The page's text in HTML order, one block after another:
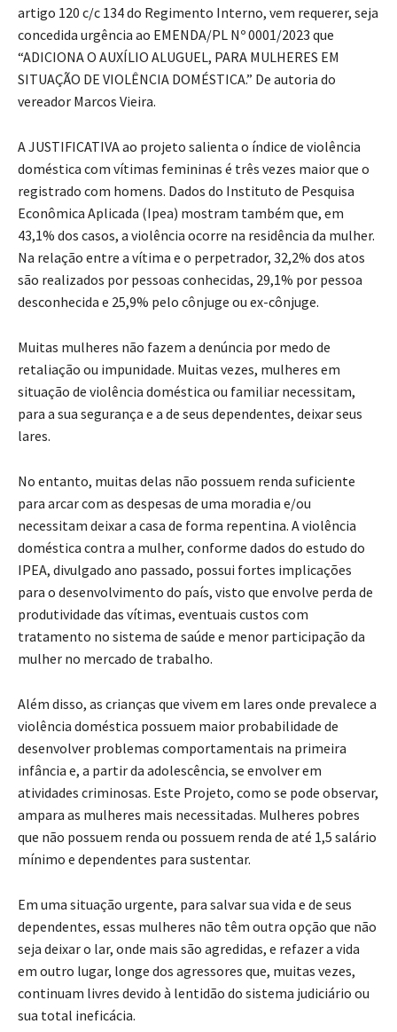
artigo 120 c/c 134 do Regimento Interno, vem requerer, seja
concedida urgência ao EMENDA/PL Nº 0001/2023 que
“ADICIONA O AUXÍLIO ALUGUEL, PARA MULHERES EM
SITUAÇÃO DE VIOLÊNCIA DOMÉSTICA.” De autoria do
vereador Marcos Vieira.
A JUSTIFICATIVA ao projeto salienta o índice de violência
doméstica com vítimas femininas é três vezes maior que o
registrado com homens. Dados do Instituto de Pesquisa
Econômica Aplicada (Ipea) mostram também que, em
43,1% dos casos, a violência ocorre na residência da mulher.
Na relação entre a vítima e o perpetrador, 32,2% dos atos
são realizados por pessoas conhecidas, 29,1% por pessoa
desconhecida e 25,9% pelo cônjuge ou ex-cônjuge.
Muitas mulheres não fazem a denúncia por medo de
retaliação ou impunidade. Muitas vezes, mulheres em
situação de violência doméstica ou familiar necessitam,
para a sua segurança e a de seus dependentes, deixar seus
lares.
No entanto, muitas delas não possuem renda suficiente
para arcar com as despesas de uma moradia e/ou
necessitam deixar a casa de forma repentina. A violência
doméstica contra a mulher, conforme dados do estudo do
IPEA, divulgado ano passado, possui fortes implicações
para o desenvolvimento do país, visto que envolve perda de
produtividade das vítimas, eventuais custos com
tratamento no sistema de saúde e menor participação da
mulher no mercado de trabalho.
Além disso, as crianças que vivem em lares onde prevalece a
violência doméstica possuem maior probabilidade de
desenvolver problemas comportamentais na primeira
infância e, a partir da adolescência, se envolver em
atividades criminosas. Este Projeto, como se pode observar,
ampara as mulheres mais necessitadas. Mulheres pobres
que não possuem renda ou possuem renda de até 1,5 salário
mínimo e dependentes para sustentar.
Em uma situação urgente, para salvar sua vida e de seus
dependentes, essas mulheres não têm outra opção que não
seja deixar o lar, onde mais são agredidas, e refazer a vida
em outro lugar, longe dos agressores que, muitas vezes,
continuam livres devido à lentidão do sistema judiciário ou
sua total ineficácia.